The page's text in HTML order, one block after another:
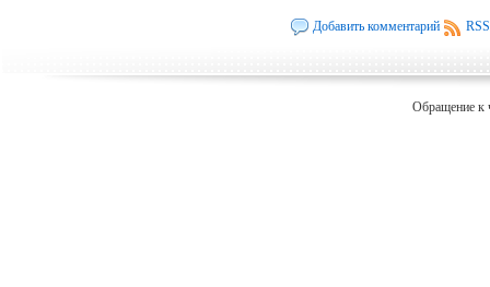
Добавить комментарий
Обращение к